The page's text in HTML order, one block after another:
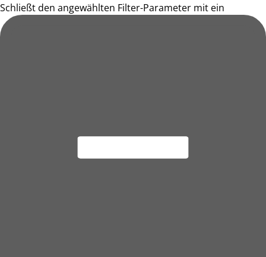
Schließt den angewählten Filter-Parameter mit ein